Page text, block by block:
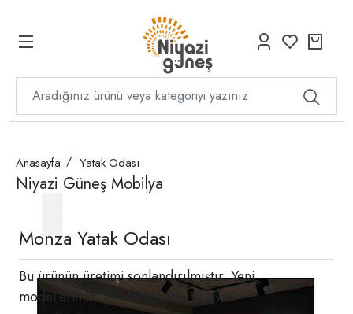
Anasayfa Yatak Odası
Niyazi Güneş Mobilya
Monza Yatak Odası
Bu ürünün üretimi sonlandırılmıştır. Yeni
modellerimizi incelemek için tıklayın